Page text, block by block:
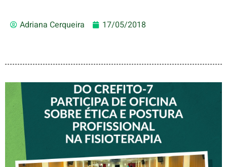
Adriana Cerqueira 17/05/2018
VICE-PRESIDENTE DO
CREFITO-7 PARTICIPA DE